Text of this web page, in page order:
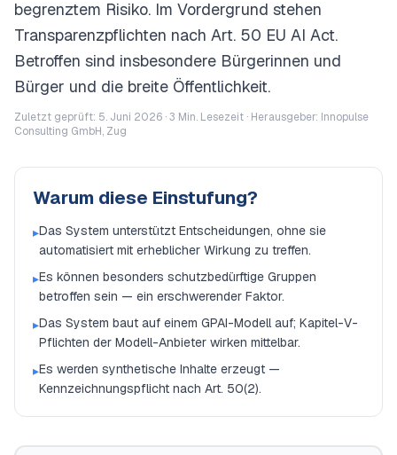
begrenztem Risiko. Im Vordergrund stehen
Transparenzpflichten nach Art. 50 EU AI Act.
Betroffen sind insbesondere Bürgerinnen und
Bürger und die breite Öffentlichkeit.
Zuletzt geprüft: 5. Juni 2026 ·3 Min. Lesezeit · Herausgeber: Innopulse
Consulting GmbH, Zug
Warum diese Einstufung?
▸Das System unterstützt Entscheidungen, ohne sie
automatisiert mit erheblicher Wirkung zu treffen.
▸Es können besonders schutzbedürftige Gruppen
betroffen sein — ein erschwerender Faktor.
▸Das System baut auf einem GPAI-Modell auf; Kapitel-V-
Pflichten der Modell-Anbieter wirken mittelbar.
▸Es werden synthetische Inhalte erzeugt —
Kennzeichnungspflicht nach Art. 50(2).